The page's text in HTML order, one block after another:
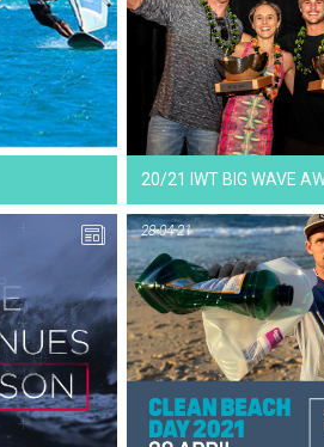
28-07-21
NEWS
20/21 IWT BIG WAVE
03-05-21
NEWS
28-04-21